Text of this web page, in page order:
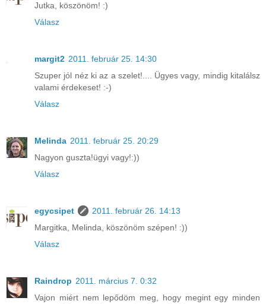
Jutka, köszönöm! :)
Válasz
margit2 2011. február 25. 14:30
Szuper jól néz ki az a szelet!.... Ügyes vagy, mindig kitalálsz
valami érdekeset! :-)
Válasz
Melinda 2011. február 25. 20:29
Nagyon guszta!ügyi vagy!:))
Válasz
egycsipet
2011. február 26. 14:13
Margitka, Melinda, köszönöm szépen! :))
Válasz
Raindrop 2011. március 7. 0:32
Vajon miért nem lepődöm meg, hogy megint egy minden